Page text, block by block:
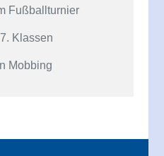
Fußballturnier
Klassen
Mobbing